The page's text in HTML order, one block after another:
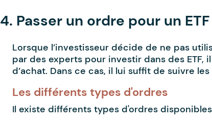
4. Passer un ordre pour un ETF
Lorsque l’investisseur décide de ne pas
par des experts pour investir dans des ETF,
d’achat. Dans ce cas, il lui suffit de suivre
Les différents types d'ordres
Il existe différents types d'ordres